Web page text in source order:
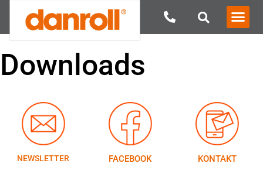
Downloads
NEWSLETTER FACEBOOK KONTAKT